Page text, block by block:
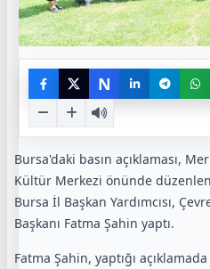
N
Bursa'daki basın açıklaması,
Kültür Merkezi önünde
Bursa İl Başkan Yardımcısı,
Başkanı Fatma Şahin yaptı.
Fatma Şahin, yaptığı